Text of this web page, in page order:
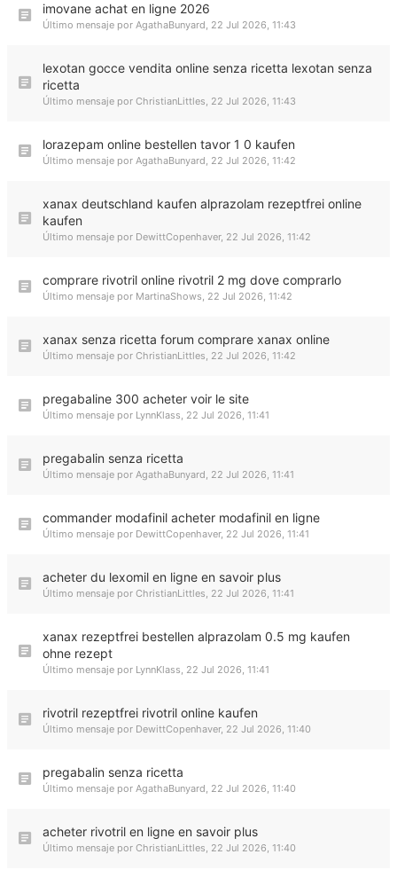
imovane achat en ligne 2026
Último mensaje por AgathaBunyard, 22 Jul 2026, 11:43
lexotan gocce vendita online senza ricetta lexotan senza
ricetta
Último mensaje por ChristianLittles, 22 Jul 2026, 11:43
lorazepam online bestellen tavor 1 0 kaufen
Último mensaje por AgathaBunyard, 22 Jul 2026, 11:42
xanax deutschland kaufen alprazolam rezeptfrei online
kaufen
Último mensaje por DewittCopenhaver, 22 Jul 2026, 11:42
comprare rivotril online rivotril 2 mg dove comprarlo
Último mensaje por MartinaShows, 22 Jul 2026, 11:42
xanax senza ricetta forum comprare xanax online
Último mensaje por ChristianLittles, 22 Jul 2026, 11:42
pregabaline 300 acheter voir le site
Último mensaje por LynnKlass, 22 Jul 2026, 11:41
pregabalin senza ricetta
Último mensaje por AgathaBunyard, 22 Jul 2026, 11:41
commander modafinil acheter modafinil en ligne
Último mensaje por DewittCopenhaver, 22 Jul 2026, 11:41
acheter du lexomil en ligne en savoir plus
Último mensaje por ChristianLittles, 22 Jul 2026, 11:41
xanax rezeptfrei bestellen alprazolam 0.5 mg kaufen
ohne rezept
Último mensaje por LynnKlass, 22 Jul 2026, 11:41
rivotril rezeptfrei rivotril online kaufen
Último mensaje por DewittCopenhaver, 22 Jul 2026, 11:40
pregabalin senza ricetta
Último mensaje por AgathaBunyard, 22 Jul 2026, 11:40
acheter rivotril en ligne en savoir plus
Último mensaje por ChristianLittles, 22 Jul 2026, 11:40